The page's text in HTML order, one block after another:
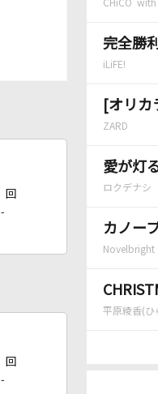
CHiCO
完全勝
iLiFE!
[オリカ
ZARD
愛が灯
ロクデナシ
カノー
Novelbright
平原綾香(ひ
回
回